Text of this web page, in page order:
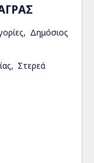
Δημόσιος
Στερεά